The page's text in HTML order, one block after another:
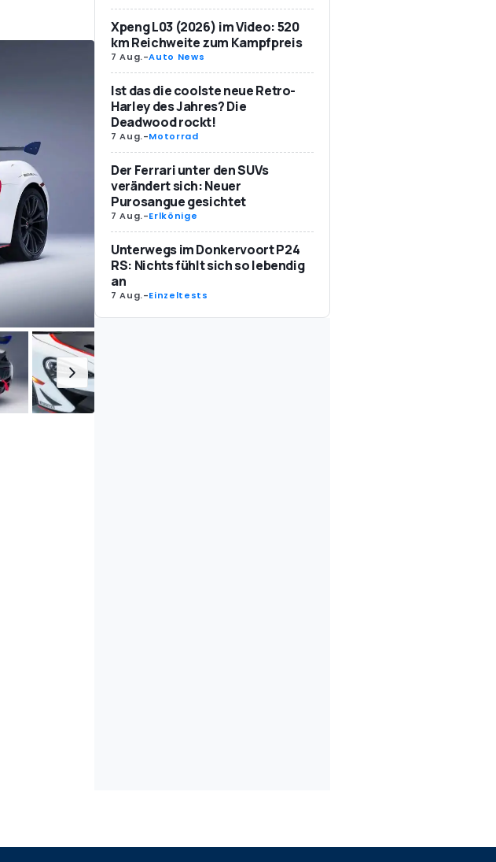
Xpeng L03 (2026) im Video: 520
km Reichweite zum Kampfpreis
7 Aug.-Auto News
Ist das die coolste neue Retro-
Harley des Jahres? Die
Deadwood rockt!
7 Aug.-Motorrad
Der Ferrari unter den SUVs
verändert sich: Neuer
Purosangue gesichtet
7 Aug.-Erlkönige
Unterwegs im Donkervoort P24
RS: Nichts fühlt sich so lebendig
an
7 Aug.-Einzeltests